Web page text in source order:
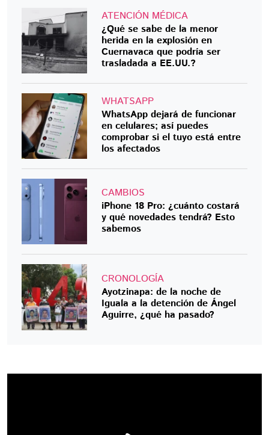
ATENCIÓN MÉDICA
¿Qué se sabe de la menor
herida en la explosión en
Cuernavaca que podría ser
trasladada a EE.UU.?
WHATSAPP
WhatsApp dejará de funcionar
en celulares; así puedes
comprobar si el tuyo está entre
los afectados
CAMBIOS
iPhone 18 Pro: ¿cuánto costará
y qué novedades tendrá? Esto
sabemos
CRONOLOGÍA
Ayotzinapa: de la noche de
Iguala a la detención de Ángel
Aguirre, ¿qué ha pasado?